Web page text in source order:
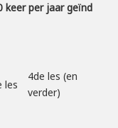
keer per jaar geïnd
les
4de les (en
verder)